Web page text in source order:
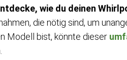
wie du deinen
die nötig sind, um
Modell bist, könnte dieser